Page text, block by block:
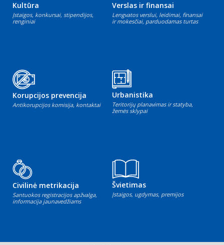
Kultūra
Įstaigos, konkursai, stipendijos,
renginiai
Verslas ir finansai
Lengvatos verslui, leidimai, finansai
ir mokesčiai, parduodamas turtas
Korupcijos prevencija
Antikorupcijos komisija, kontaktai
Urbanistika
Teritorijų planavimas ir statyba,
žemės sklypai
Civilinė metrikacija
Santuokos registracijos apžvalga,
informacija jaunavedžiams
Švietimas
Įstaigos, ugdymas, premijos